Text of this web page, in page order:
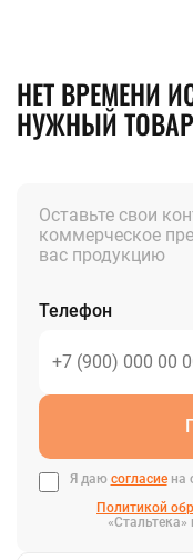
НЕТ ВРЕМЕНИ
НУЖНЫЙ
Оставьте свои
коммерческое
вас продукцию
Телефон
Я даю согласиена
Политикой
«Стальтека»